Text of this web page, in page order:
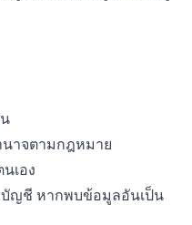
าจตามกฎหมาย
เอง
ญชี หากพบข้อมูลอันเป็น